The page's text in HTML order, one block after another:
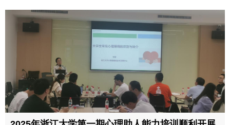
工作与心理助人工作者的培养模式，体验了“心理弹跳站”、正念冥
想等创新的心理助人形式，同时深刻体会到艺术疗愈的独特价值，
拓宽了对心理助人工作的认知，坚定了助人信念与文化自信。
上，心理中心副主任梁社红总结回顾了本学期中心在心理健康课程
结构、教材出版、课程师资团队拓展、课程覆盖面等方面的工作。
同时，通过线上线下混合式教学、引入团体辅导等创新形式，显著
提升学生参与度与获得感，学生对心理健康课程满意程度较高，为
普及心理健康知识打下坚实基础。心理中心副主任黄皓明对本学期
心理中心专业咨询服务工作进行了回顾与总结，介绍了本学期在提
高初访预约效率、提升咨询服务量、拓展签约咨询师队伍方面的工
作。此外，本学期在危机干预能力建设方面，通过系统化培训、集
体备课、案例研讨实战演练和专家督导等不断优化危机干预体系、
培养危机育人的合作意识、并强化学生工作队伍的实战应对能力。
最后，李涛主任总结发言。她对中心本学期的工作表示肯定，尤其